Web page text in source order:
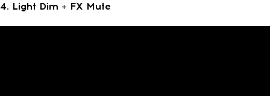
4. Light Dim + FX Mute